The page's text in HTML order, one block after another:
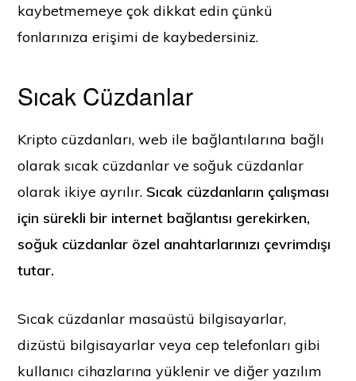
kaybetmemeye çok dikkat edin çünkü
fonlarınıza erişimi de kaybedersiniz.
Sıcak Cüzdanlar
Kripto cüzdanları, web ile bağlantılarına bağlı
olarak sıcak cüzdanlar ve soğuk cüzdanlar
olarak ikiye ayrılır. Sıcak cüzdanların çalışması
için sürekli bir internet bağlantısı gerekirken,
soğuk cüzdanlar özel anahtarlarınızı çevrimdışı
tutar.
Sıcak cüzdanlar masaüstü bilgisayarlar,
dizüstü bilgisayarlar veya cep telefonları gibi
kullanıcı cihazlarına yüklenir ve diğer yazılım